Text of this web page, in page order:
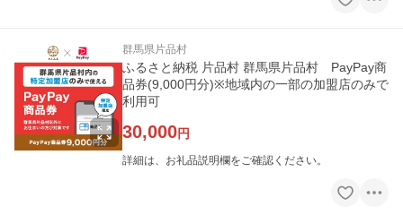
群馬県片品村
ふるさと納税 片品村 群馬県片品村 PayPay商
品券(9,000円分)※地域内の一部の加盟店のみで
利用可
30,000円
詳細は、お礼品説明欄をご確認ください。